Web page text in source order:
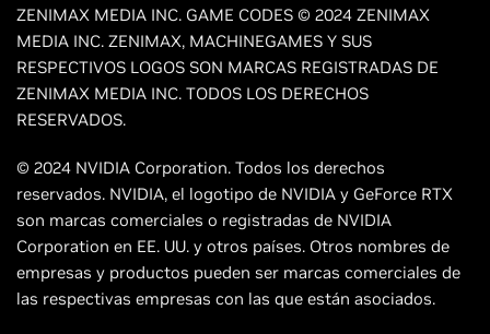
ZENIMAX MEDIA INC. GAME CODES © 2024 ZENIMAX
MEDIA INC. ZENIMAX, MACHINEGAMES Y SUS
RESPECTIVOS LOGOS SON MARCAS REGISTRADAS DE
ZENIMAX MEDIA INC. TODOS LOS DERECHOS
RESERVADOS.
© 2024 NVIDIA Corporation. Todos los derechos
reservados. NVIDIA, el logotipo de NVIDIA y GeForce RTX
son marcas comerciales o registradas de NVIDIA
Corporation en EE. UU. y otros países. Otros nombres de
empresas y productos pueden ser marcas comerciales de
las respectivas empresas con las que están asociados.